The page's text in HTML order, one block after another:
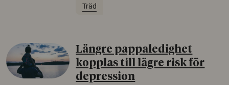
Träd
Längre pappaledighet
kopplas till lägre risk för
depression